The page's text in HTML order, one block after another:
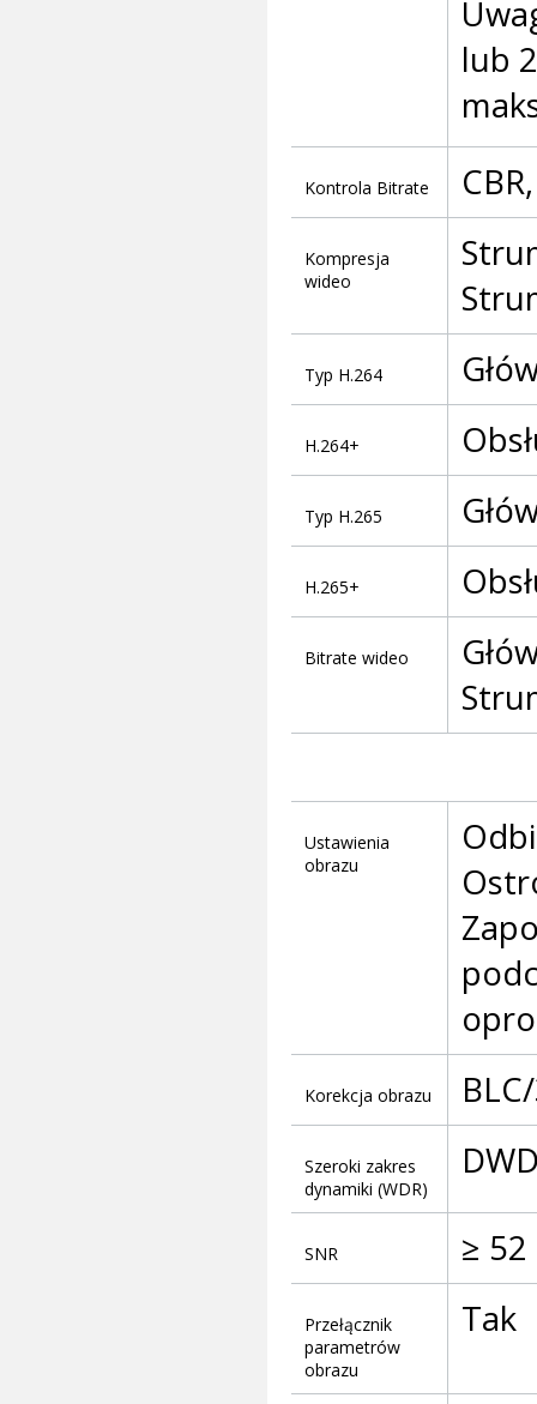
lub
Kontrola Bitrate
Kompresja
wideo
Typ H.264
H.264+
Typ H.265
H.265+
Bitrate wideo
Ustawienia
obrazu
Korekcja obrazu
Szeroki zakres
dynamiki (WDR)
SNR ≥ 52
Przełącznik
parametrów
obrazu
Tak